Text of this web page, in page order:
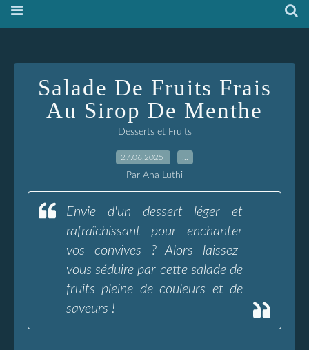
Salade De Fruits Frais
Au Sirop De Menthe
Desserts et Fruits
27.06.2025
Par Ana Luthi
Envie d'un dessert léger et
rafraîchissant pour enchanter
vos convives ? Alors laissez-
vous séduire par cette salade de
fruits pleine de couleurs et de
saveurs !